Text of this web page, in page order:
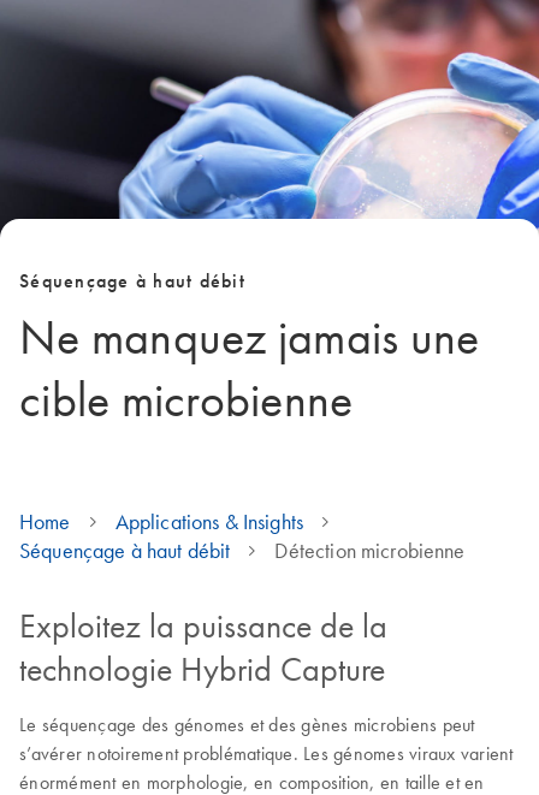
Séquençage à haut débit
Ne manquez jamais une
cible microbienne
Home
Applications & Insights
Séquençage à haut débit
Détection microbienne
Exploitez la puissance de la
technologie Hybrid Capture
Le séquençage des génomes et des gènes microbiens peut
s’avérer notoirement problématique. Les génomes viraux varient
énormément en morphologie, en composition, en taille et en